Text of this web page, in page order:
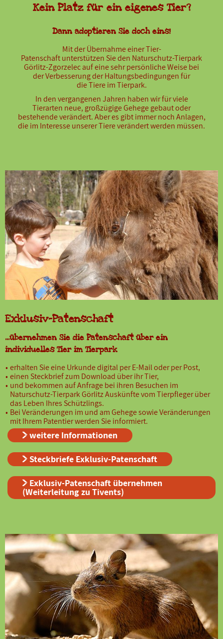
Kein Platz für ein eigenes Tier?
Dann adoptieren Sie doch eins!
Mit der Übernahme einer Tier-
Patenschaft unterstützen Sie den Naturschutz-Tierpark
Görlitz-Zgorzelec auf eine sehr persönliche Weise bei
der Verbesserung der Haltungsbedingungen für
die Tiere im Tierpark.
In den vergangenen Jahren haben wir für viele
Tierarten neue, großzügige Gehege gebaut oder
bestehende verändert. Aber es gibt immer noch Anlagen,
die im Interesse unserer Tiere verändert werden müssen.
Exklusiv-Patenschaft
...übernehmen Sie die Patenschaft über ein
individuelles Tier im Tierpark
erhalten Sie eine Urkunde digital per E-Mail oder per Post,
einen Steckbrief zum Download über ihr Tier,
und bekommen auf Anfrage bei ihren Besuchen im
Naturschutz-Tierpark Görlitz Auskünfte vom Tierpfleger über
das Leben Ihres Schützlings.
Bei Veränderungen im und am Gehege sowie Veränderungen
mit Ihrem Patentier werden Sie informiert.
weitere Informationen
Steckbriefe Exklusiv-Patenschaft
Exklusiv-Patenschaft übernehmen
(Weiterleitung zu Tivents)